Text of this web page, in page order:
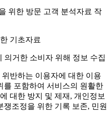
위한 방문 고객 분석자료 작
기초자료
의거한 소비자 위해 정보 수집
반하는 이용자에 대한 이용
를 포함하여 서비스의 원활한
대한 방지 및 제재, 개인정보
쟁조정을 위한 기록 보존, 민원